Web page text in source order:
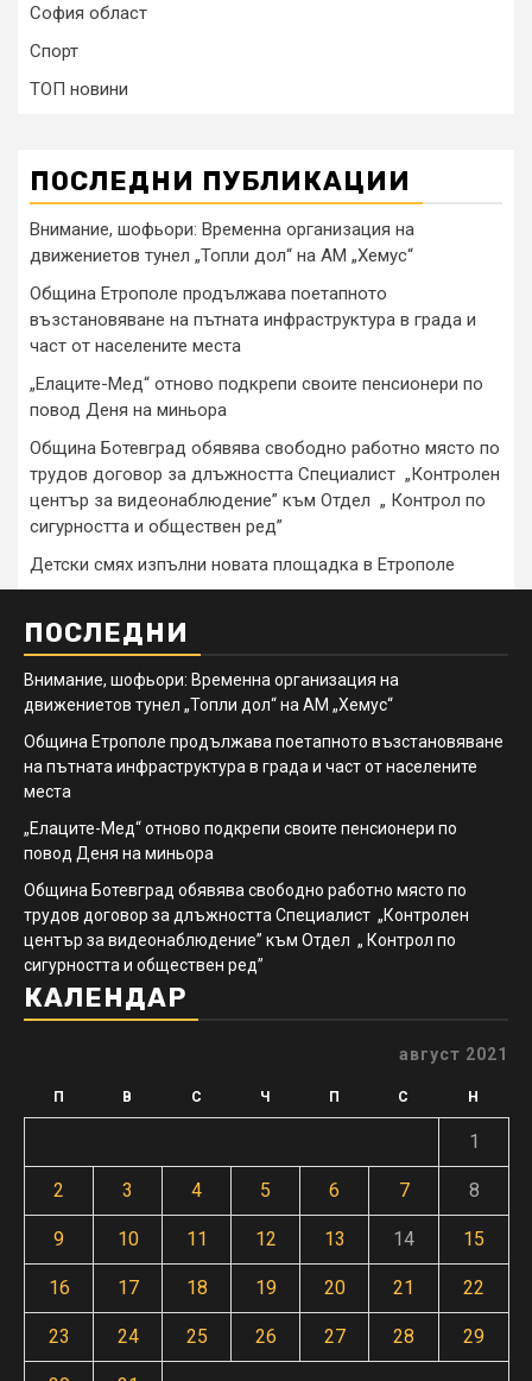
София област
Спорт
ТОП новини
ПОСЛЕДНИ ПУБЛИКАЦИИ
Внимание, шофьори: Временна организация на
движениетов тунел „Топли дол“ на АМ „Хемус“
Община Етрополе продължава поетапното
възстановяване на пътната инфраструктура в града и
част от населените места
„Елаците-Мед“ отново подкрепи своите пенсионери по
повод Деня на миньора
Община Ботевград обявява свободно работно място по
трудов договор за длъжността Специалист „Контролен
център за видеонаблюдение” към Отдел „ Контрол по
сигурността и обществен ред”
Детски смях изпълни новата площадка в Етрополе
ПОСЛЕДНИ
Внимание, шофьори: Временна организация на
движениетов тунел „Топли дол“ на АМ „Хемус“
Община Етрополе продължава поетапното възстановяване
на пътната инфраструктура в града и част от населените
места
„Елаците-Мед“ отново подкрепи своите пенсионери по
повод Деня на миньора
Община Ботевград обявява свободно работно място по
трудов договор за длъжността Специалист „Контролен
център за видеонаблюдение” към Отдел „ Контрол по
сигурността и обществен ред”
КАЛЕНДАР
август 2021
П В С Ч П С Н
1
2 3 4 5 6 7 8
9 10 11 12 13 14 15
16 17 18 19 20 21 22
23 24 25 26 27 28 29